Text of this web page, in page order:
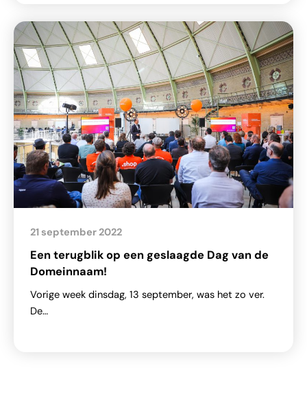
Een terugblik op een geslaagde Dag van de
Domeinnaam!
21 september 2022
Vorige week dinsdag, 13 september, was het zo ver.
De…